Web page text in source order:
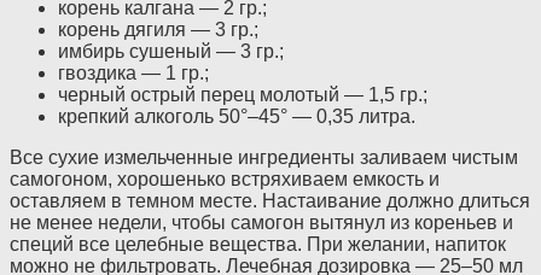
корень калгана — 2 гр.;
корень дягиля — 3 гр.;
имбирь сушеный — 3 гр.;
гвоздика — 1 гр.;
черный острый перец молотый — 1,5 гр.;
крепкий алкоголь 50°–45° — 0,35 литра.
Все сухие измельченные ингредиенты заливаем чистым
самогоном, хорошенько встряхиваем емкость и
оставляем в темном месте. Настаивание должно длиться
не менее недели, чтобы самогон вытянул из кореньев и
специй все целебные вещества. При желании, напиток
можно не фильтровать. Лечебная дозировка — 25–50 мл